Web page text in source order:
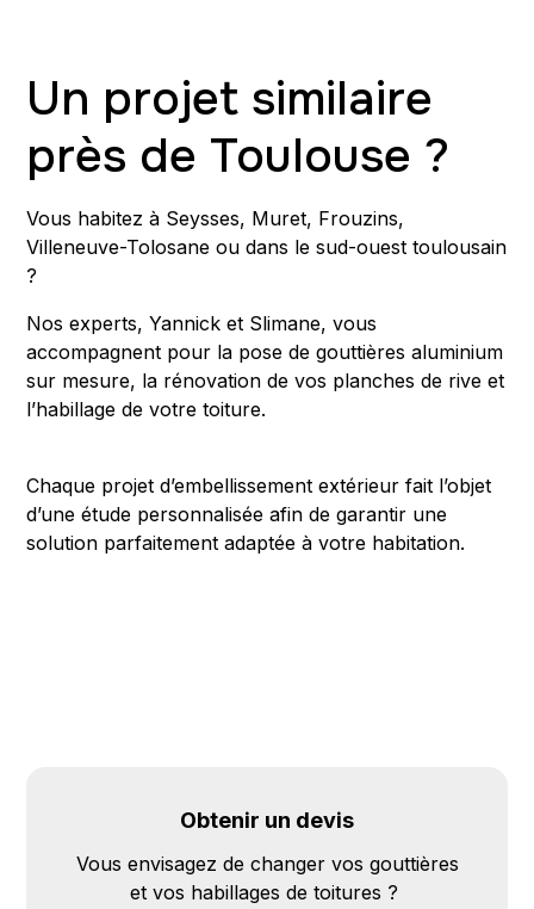
Un projet similaire
près de Toulouse ?
Vous habitez à Seysses, Muret, Frouzins,
Villeneuve-Tolosane ou dans le sud-ouest toulousain
?
Nos experts, Yannick et Slimane, vous
accompagnent pour la pose de gouttières aluminium
sur mesure, la rénovation de vos planches de rive et
l’habillage de votre toiture.
Chaque projet d’embellissement extérieur fait l’objet
d’une étude personnalisée afin de garantir une
solution parfaitement adaptée à votre habitation.
Obtenir un devis
Vous envisagez de changer vos gouttières
et vos habillages de toitures ?